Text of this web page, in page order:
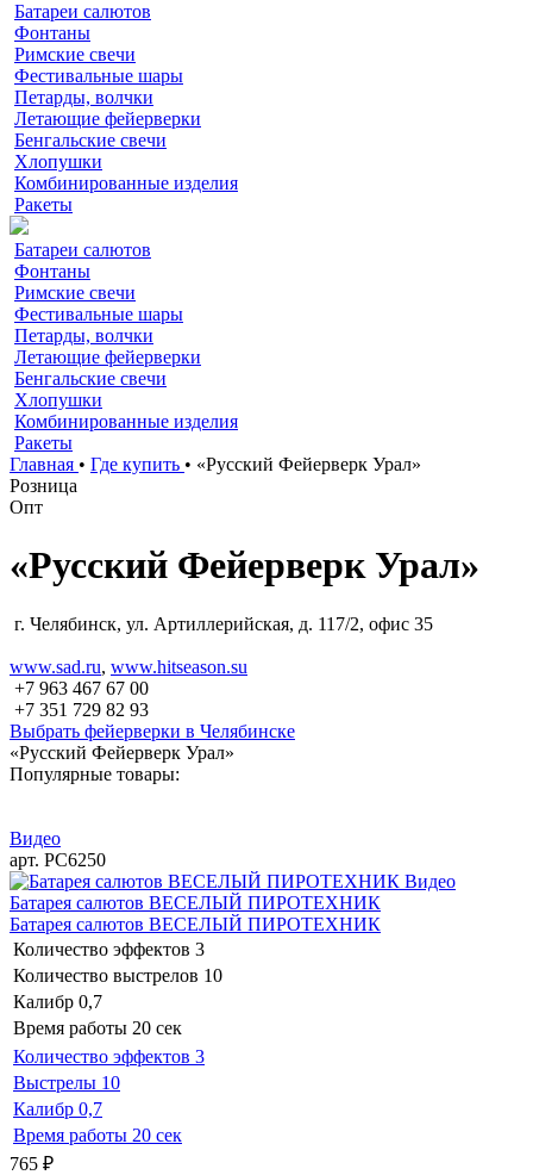
Батареи салютов
Фонтаны
Римские свечи
Фестивальные шары
Петарды, волчки
Летающие фейерверки
Бенгальские свечи
Хлопушки
Комбинированные изделия
Ракеты
Батареи салютов
Фонтаны
Римские свечи
Фестивальные шары
Петарды, волчки
Летающие фейерверки
Бенгальские свечи
Хлопушки
Комбинированные изделия
Ракеты
Главная • Где купить • «Русский Фейерверк Урал»
Розница
Опт
«Русский Фейерверк Урал»
г. Челябинск, ул. Артиллерийская, д. 117/2, офис 35
www.sad.ru, www.hitseason.su
+7 963 467 67 00
+7 351 729 82 93
Выбрать фейерверки в Челябинске
«Русский Фейерверк Урал»
Популярные товары:
Видео
арт. РС6250
Видео
Батарея салютов ВЕСЕЛЫЙ ПИРОТЕХНИК
Батарея салютов ВЕСЕЛЫЙ ПИРОТЕХНИК
Количество эффектов 3
Количество выстрелов 10
Калибр 0,7
Время работы 20 сек
Количество эффектов 3
Выстрелы 10
Калибр 0,7
Время работы 20 сек
765 ₽